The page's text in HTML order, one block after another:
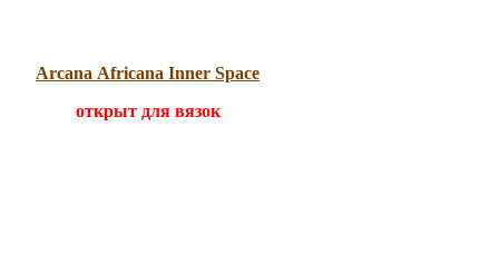
Arcana Africana Inner Space
открыт для вязок